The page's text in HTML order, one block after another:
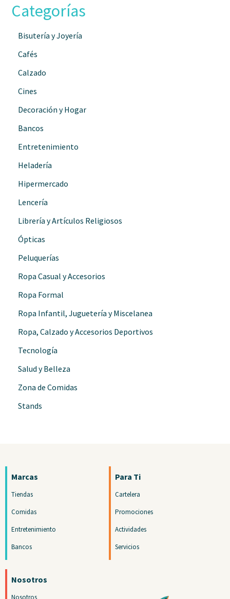
Categorías
Bisutería y Joyería
Cafés
Calzado
Cines
Decoración y Hogar
Bancos
Entretenimiento
Heladería
Hipermercado
Lencería
Librería y Artículos Religiosos
Ópticas
Peluquerías
Ropa Casual y Accesorios
Ropa Formal
Ropa Infantil, Juguetería y Miscelanea
Ropa, Calzado y Accesorios Deportivos
Tecnología
Salud y Belleza
Zona de Comidas
Stands
Marcas
Tiendas
Comidas
Entretenimiento
Bancos
Para Ti
Cartelera
Promociones
Actividades
Servicios
Nosotros